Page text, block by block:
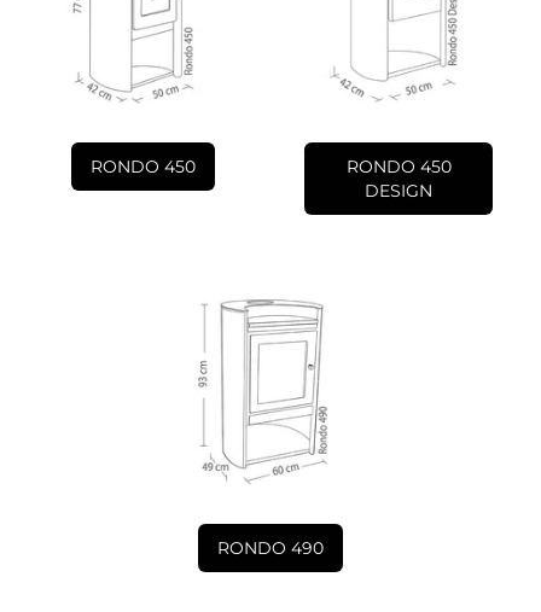
RONDO 450
RONDO 450
DESIGN
RONDO 490